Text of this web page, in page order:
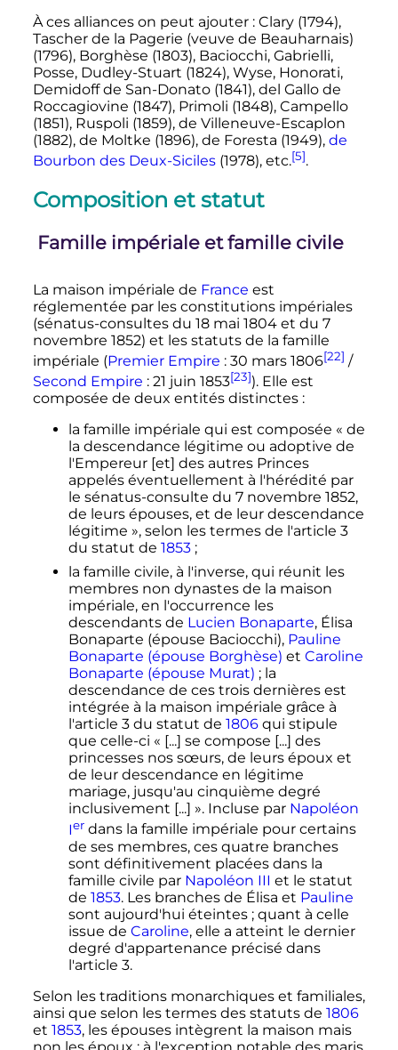
À ces alliances on peut ajouter : Clary (1794),
Tascher de la Pagerie (veuve de Beauharnais)
(1796), Borghèse (1803), Baciocchi, Gabrielli,
Posse, Dudley-Stuart (1824), Wyse, Honorati,
Demidoff de San-Donato (1841), del Gallo de
Roccagiovine (1847), Primoli (1848), Campello
(1851), Ruspoli (1859), de Villeneuve-Escaplon
(1882), de Moltke (1896), de Foresta (1949), de
Bourbon des Deux-Siciles(1978), etc.[5].
Composition et statut
Famille impériale et famille civile
La maison impériale de France est
réglementée par les constitutions impériales
(sénatus-consultes du 18 mai 1804 et du 7
novembre 1852) et les statuts de la famille
impériale (Premier Empire : 30 mars 1806[22] /
Second Empire : 21 juin 1853[23]). Elle est
composée de deux entités distinctes :
la famille impériale qui est composée « de
la descendance légitime ou adoptive de
l'Empereur [et] des autres Princes
appelés éventuellement à l'hérédité par
le sénatus-consulte du 7 novembre 1852,
de leurs épouses, et de leur descendance
légitime », selon les termes de l'article 3
du statut de 1853 ;
la famille civile, à l'inverse, qui réunit les
membres non dynastes de la maison
impériale, en l'occurrence les
descendants de Lucien Bonaparte, Élisa
Bonaparte (épouse Baciocchi), Pauline
Bonaparte (épouse Borghèse) et Caroline
Bonaparte (épouse Murat) ; la
descendance de ces trois dernières est
intégrée à la maison impériale grâce à
l'article 3 du statut de 1806qui stipule
que celle-ci « [...] se compose [...] des
princesses nos sœurs, de leurs époux et
de leur descendance en légitime
mariage, jusqu'au cinquième degré
inclusivement [...] ». Incluse par Napoléon
Ierdans la famille impériale pour certains
de ses membres, ces quatre branches
sont définitivement placées dans la
famille civile par Napoléon III et le statut
de 1853. Les branches de Élisa et Pauline
sont aujourd'hui éteintes ; quant à celle
issue de Caroline, elle a atteint le dernier
degré d'appartenance précisé dans
l'article 3.
Selon les traditions monarchiques et familiales,
ainsi que selon les termes des statuts de 1806
et 1853, les épouses intègrent la maison mais